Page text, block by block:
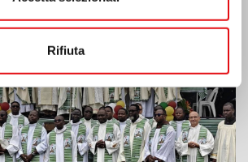
Rifiuta